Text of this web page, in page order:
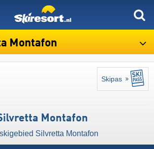
Montafon
Skipas
Montafon
skigebied Silvretta Montafon